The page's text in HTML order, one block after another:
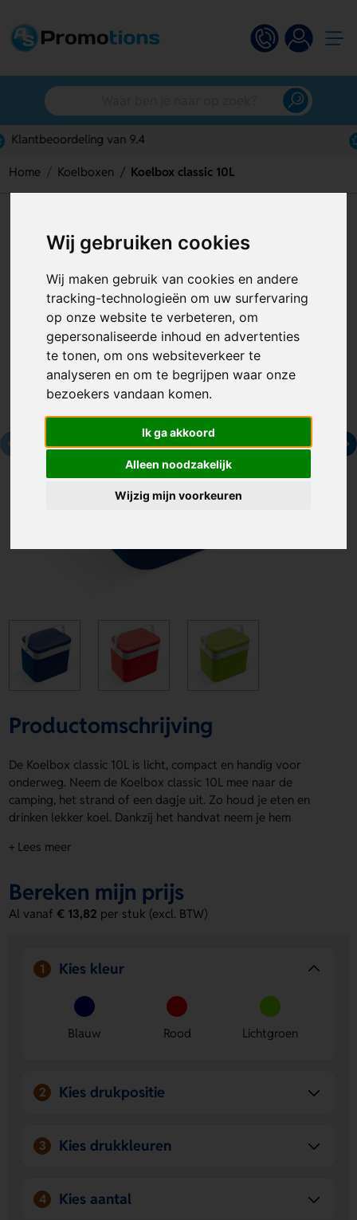
Wij gebruiken cookies
Wij maken gebruik van cookies en andere
tracking-technologieën om uw surfervaring
op onze website te verbeteren, om
gepersonaliseerde inhoud en advertenties
te tonen, om ons websiteverkeer te
analyseren en om te begrijpen waar onze
bezoekers vandaan komen.
Ik ga akkoord
Alleen noodzakelijk
Wijzig mijn voorkeuren
Gratis digitaal ontwerp
Home Koelboxen Koelbox classic 10L
Artikelnummer:126691
Productomschrijving
De Koelbox classic 10L is licht, compact en handig voor
onderweg. Neem de Koelbox classic 10L mee naar de
camping, het strand of een dagje uit. Zo houd je eten en
drinken lekker koel. Dankzij het handvat neem je hem
het deksel is er ruimte voor een logo, naam of eigen
Voordelen van de Koelbox classic 10L
Praktisch handvat
snel.
Ruimte voor bedrukking op het deksel
Laat eenvoudig
een logo, naam of eigen ontwerp aanbrengen.
+ Lees meer
Bereken mijn prijs
Al vanaf€ 13,82 per stuk (excl. BTW)
1 Kies kleur
Blauw Rood Lichtgroen
2 Kies drukpositie
3 Kies drukkleuren
4 Kies aantal